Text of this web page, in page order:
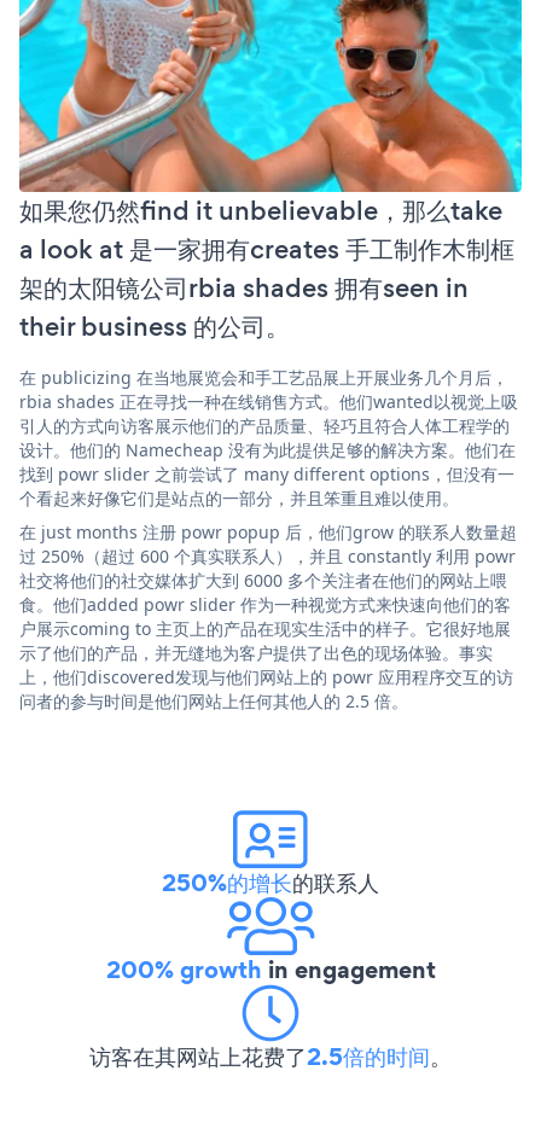
如果您仍然find it unbelievable，那么take
a look at 是一家拥有creates 手工制作木制框
架的太阳镜公司rbia shades 拥有seen in
their business 的公司。
在 publicizing 在当地展览会和手工艺品展上开展业务几个月后，
rbia shades 正在寻找一种在线销售方式。他们wanted以视觉上吸
引人的方式向访客展示他们的产品质量、轻巧且符合人体工程学的
设计。他们的 Namecheap 没有为此提供足够的解决方案。他们在
找到 powr slider 之前尝试了 many different options，但没有一
个看起来好像它们是站点的一部分，并且笨重且难以使用。
在 just months 注册 powr popup 后，他们grow 的联系人数量超
过 250%（超过 600 个真实联系人），并且 constantly 利用 powr
社交将他们的社交媒体扩大到 6000 多个关注者在他们的网站上喂
食。他们added powr slider 作为一种视觉方式来快速向他们的客
户展示coming to 主页上的产品在现实生活中的样子。它很好地展
示了他们的产品，并无缝地为客户提供了出色的现场体验。事实
上，他们discovered发现与他们网站上的 powr 应用程序交互的访
问者的参与时间是他们网站上任何其他人的 2.5 倍。
250%的增长的联系人
200% growth in engagement
访客在其网站上花费了2.5倍的时间。